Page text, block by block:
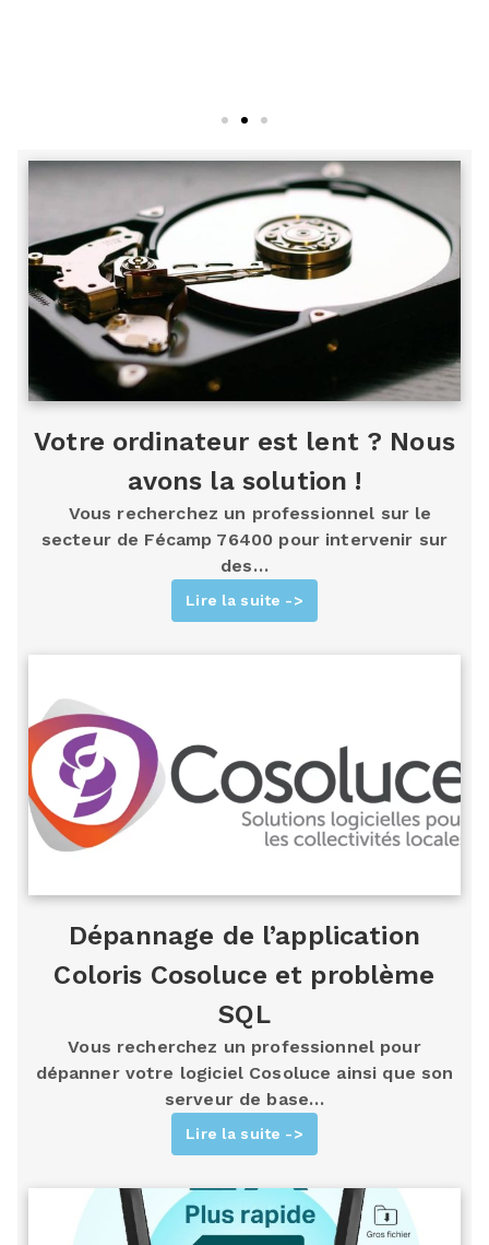
Votre ordinateur est lent ? Nous
avons la solution !
Vous recherchez un professionnel sur le
secteur de Fécamp 76400 pour intervenir sur
des…
Lire la suite ->
Dépannage de l’application
Coloris Cosoluce et problème
SQL
Vous recherchez un professionnel pour
dépanner votre logiciel Cosoluce ainsi que son
serveur de base…
Lire la suite ->